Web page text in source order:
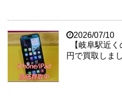
2026/07/10
【岐阜駅近
円で買取しま